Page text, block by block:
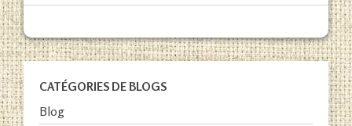
CATÉGORIES DE BLOGS
Blog